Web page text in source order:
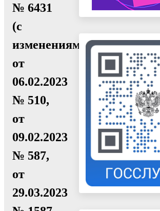
№ 6431
(с
изменениями
от
06.02.2023
№ 510,
от
09.02.2023
№ 587,
от
29.03.2023